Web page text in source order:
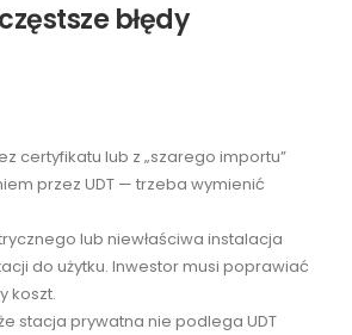
błędy
certyfikatu lub z „szarego importu”
przez UDT — trzeba wymienić
lub niewłaściwa instalacja
do użytku. Inwestor musi poprawiać
koszt.
że stacja prywatna nie podlega UDT